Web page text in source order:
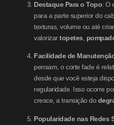
Destaque Para o Topo: O
para a parte superior do
texturas, volume ou até
valorizartopetes
Facilidade de
pensam, o corte fade é
desde que você esteja
regularidade. Isso ocorre
cresce, a transição do
Popularidade nas Redes